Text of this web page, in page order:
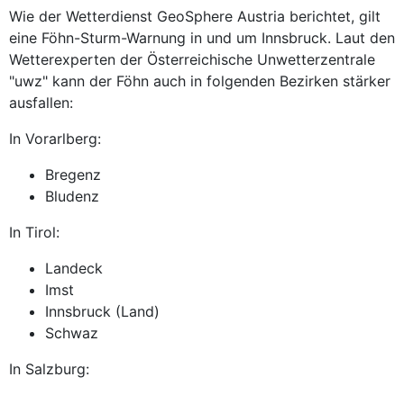
Wie der Wetterdienst GeoSphere Austria berichtet, gilt
eine Föhn-Sturm-Warnung in und um Innsbruck. Laut den
Wetterexperten der Österreichische Unwetterzentrale
"uwz" kann der Föhn auch in folgenden Bezirken stärker
ausfallen:
In Vorarlberg:
Bregenz
Bludenz
In Tirol:
Landeck
Imst
Innsbruck (Land)
Schwaz
In Salzburg: